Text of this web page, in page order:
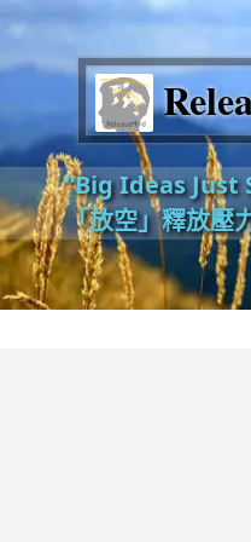
"Big Ideas Just
「放空」釋放壓